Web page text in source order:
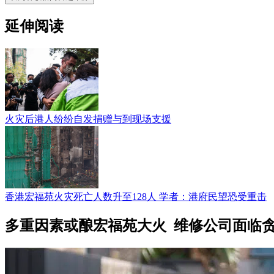
延伸阅读
火灾后港人纷纷自发捐赠与到现场支援
香港宏福苑火灾死亡人数升至128人 学者：港府民望恐受重击
多重因素或酿宏福苑大火 维修公司面临